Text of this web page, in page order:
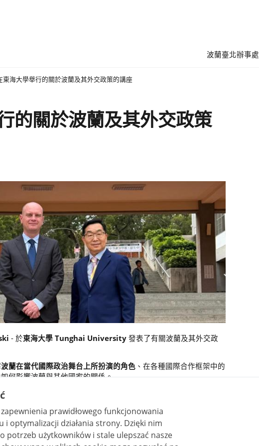
波蘭臺北辦事處
東海大學舉行的關於波蘭及其外交政策的講座
的關於波蘭及其外交政策
- 於東海大學 Tunghai University 發表了有關波蘭及其外交政
波蘭在當代國際政治舞台上所扮演的角色、在各種國際合作框架中的
何影響波蘭與其他國家的關係。
prawidłowego funkcjonowania
działania strony. Dzięki nim
potrzeb użytkowników i stale ulepszać nasze